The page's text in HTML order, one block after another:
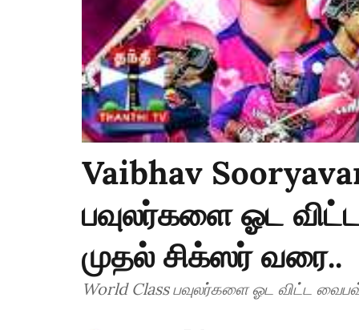
Vaibhav
பவுலர்களை ஓட
முதல் சிக்ஸர் வரை..
World Class பவுலர்களை ஓட விட்ட